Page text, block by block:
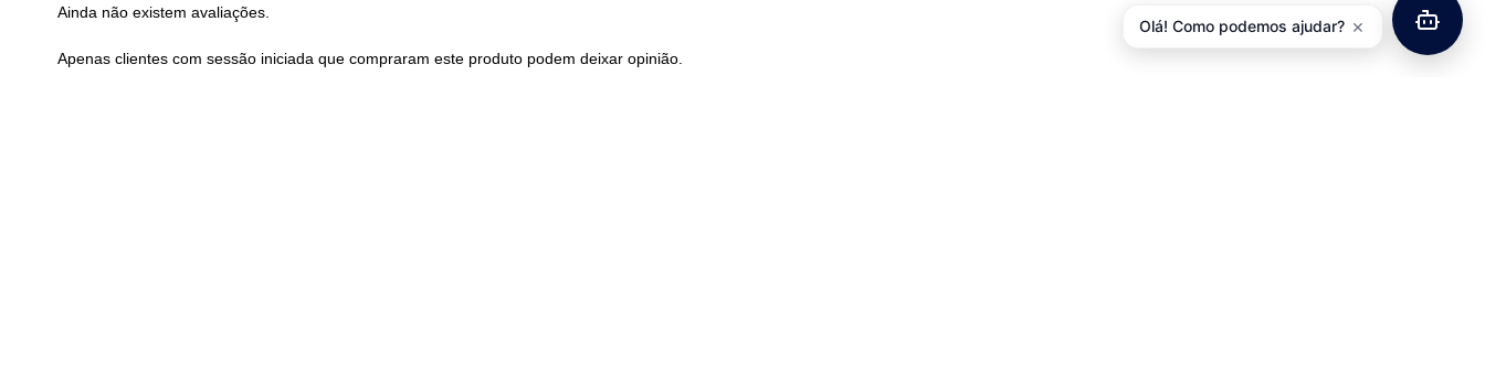
Ainda não existem avaliações.
Apenas clientes com sessão iniciada que compraram este produto podem deixar opinião.
Olá! Como podemos ajudar? ×